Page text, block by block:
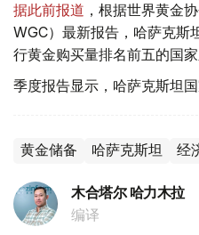
据此前报道 ，根据世界黄金
WGC）最新报告，哈萨克斯
行黄金购买量排名前五的国家
季度报告显示，哈萨克斯坦
黄金储备 哈萨克斯坦 经
木合塔尔 哈力木拉
编译